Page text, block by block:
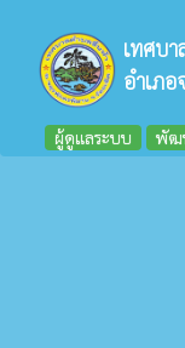
เทศบ
อำเภ
ผู้ดูแลระบบ พัฒ